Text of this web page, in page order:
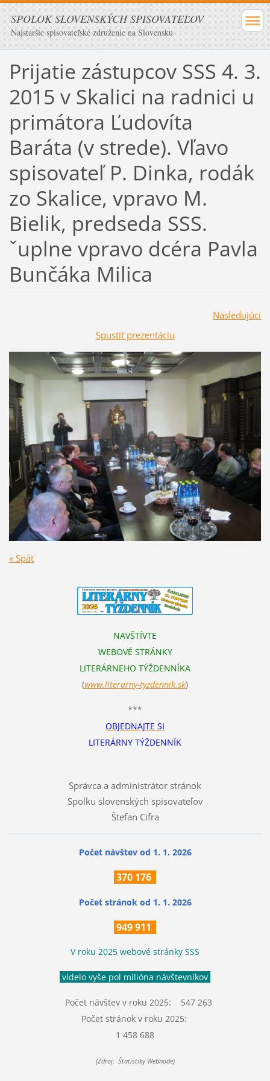
SPOLOK SLOVENSKÝCH SPISOVATEĽOV
Najstaršie spisovateľské združenie na Slovensku
Prijatie zástupcov SSS 4. 3.
2015 v Skalici na radnici u
primátora Ľudovíta
Baráta (v strede). Vľavo
spisovateľ P. Dinka, rodák
zo Skalice, vpravo M.
Bielik, predseda SSS.
ˇuplne vpravo dcéra Pavla
Bunčáka Milica
Nasledujúci
Spustiť prezentáciu
« Späť
NAVŠTÍVTE
WEBOVÉ STRÁNKY
LITERÁRNEHO TÝŽDENNÍKA
(www.literarny-tyzdennik.sk)
***
OBJEDNAJTE SI
LITERÁRNY TÝŽDENNÍK
Správca a administrátor stránok
Spolku slovenských spisovateľov
Štefan Cifra
Počet návštev od 1. 1. 2026
370 176
Počet stránok od 1. 1. 2026
949 911
V roku 2025 webové stránky SSS
videlo vyše pol milióna návštevníkov
Počet návštev v roku 2025: 547 263
Počet stránok v roku 2025:
1 458 688
(Zdroj: Štatistiky Webnode)